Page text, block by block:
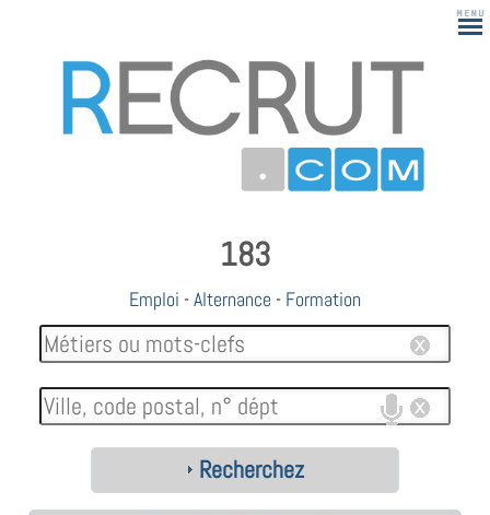
183
Emploi -Alternance - Formation
Recherchez